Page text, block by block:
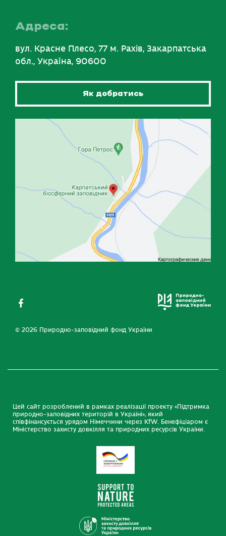
Адреса:
вул. Красне Плесо, 77 м. Рахів, Закарпатська
обл., Україна, 90600
Як добратись
© 2026 Природно-заповідний фонд України
Цей сайт розроблений в рамках реалізації проекту «Підтримка
природно-заповідних територій в Україні», який
співфінансується урядом Німеччини через KfW. Бенефіціаром є
Міністерство захисту довкілля та природних ресурсів України.